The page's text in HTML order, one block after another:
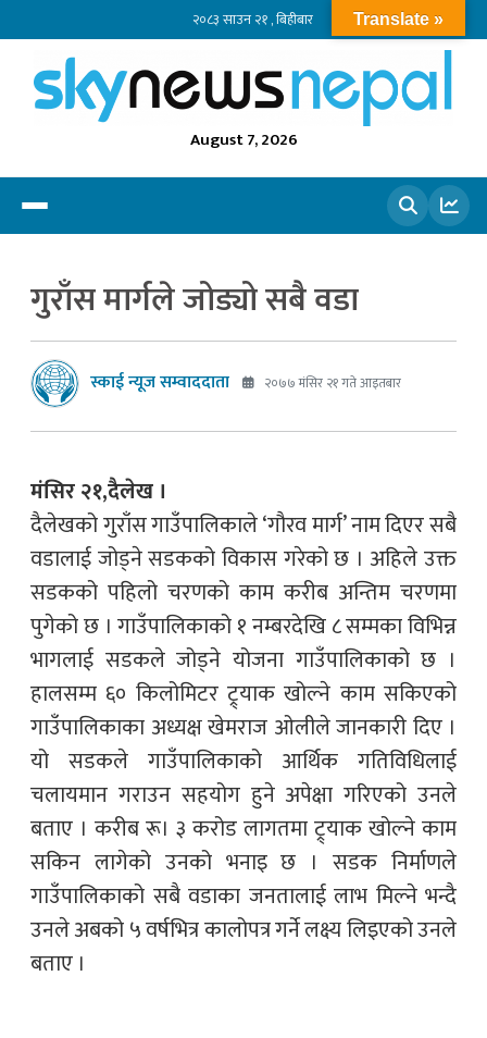
२०८३ साउन २१ , बिहीबार
August 7, 2026
गुराँस मार्गले जोड्यो सबै वडा
स्काई न्यूज सम्वाददाता २०७७ मंसिर २१ गते आइतबार
मंसिर २१,दैलेख ।
दैलेखको गुराँस गाउँपालिकाले ‘गौरव मार्ग’ नाम दिएर सबै
वडालाई जोड्ने सडकको विकास गरेको छ । अहिले उक्त
सडकको पहिलो चरणको काम करीब अन्तिम चरणमा
पुगेको छ । गाउँपालिकाको १ नम्बरदेखि ८ सम्मका विभिन्न
भागलाई सडकले जोड्ने योजना गाउँपालिकाको छ ।
हालसम्म ६० किलोमिटर ट्र्याक खोल्ने काम सकिएको
गाउँपालिकाका अध्यक्ष खेमराज ओलीले जानकारी दिए ।
यो सडकले गाउँपालिकाको आर्थिक गतिविधिलाई
चलायमान गराउन सहयोग हुने अपेक्षा गरिएको उनले
बताए । करीब रू। ३ करोड लागतमा ट्र्याक खोल्ने काम
सकिन लागेको उनको भनाइ छ । सडक निर्माणले
गाउँपालिकाको सबै वडाका जनतालाई लाभ मिल्ने भन्दै
उनले अबको ५ वर्षभित्र कालोपत्र गर्ने लक्ष्य लिइएको उनले
बताए ।
Translate »